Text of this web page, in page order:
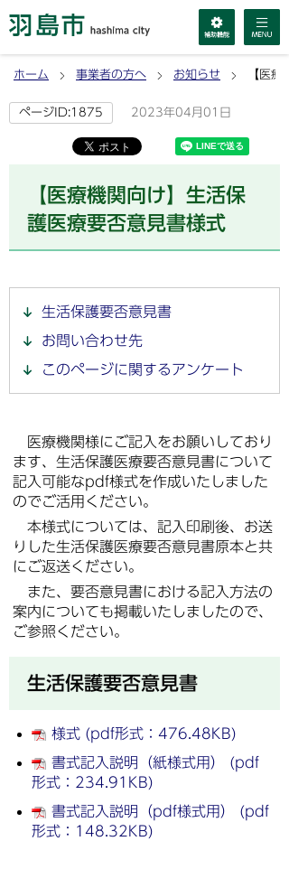
ホーム 事業者の方へ お知らせ 【医
ページID:1875 2023年04月01日
【医療機関向け】生活保
護医療要否意見書様式
生活保護要否意見書
お問い合わせ先
このページに関するアンケート
医療機関様にご記入をお願いしており
ます、生活保護医療要否意見書について
記入可能なpdf様式を作成いたしました
のでご活用ください。
本様式については、記入印刷後、お送
りした生活保護医療要否意見書原本と共
にご返送ください。
また、要否意見書における記入方法の
案内についても掲載いたしましたので、
ご参照ください。
生活保護要否意見書
様式 (pdf形式：476.48KB)
書式記入説明（紙様式用） (pdf
形式：234.91KB)
書式記入説明（pdf様式用） (pdf
形式：148.32KB)